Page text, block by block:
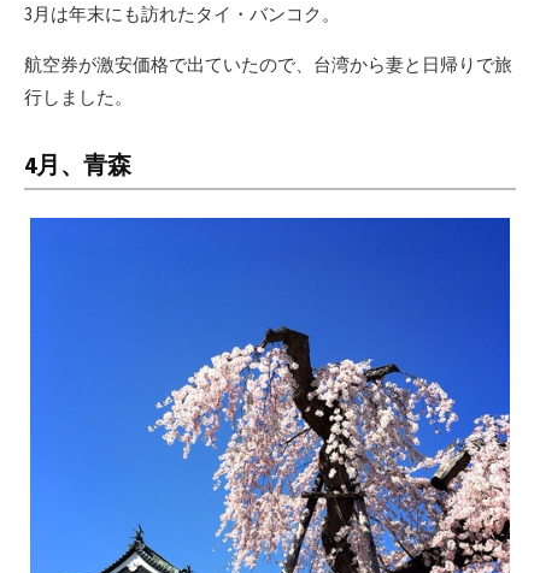
3月は年末にも訪れたタイ・バンコク。
航空券が激安価格で出ていたので、台湾から妻と日帰りで旅
行しました。
4月、青森